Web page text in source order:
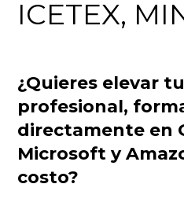
ICETEX,
¿Quieres elevar
profesional,
directamente en
Microsoft y
costo?